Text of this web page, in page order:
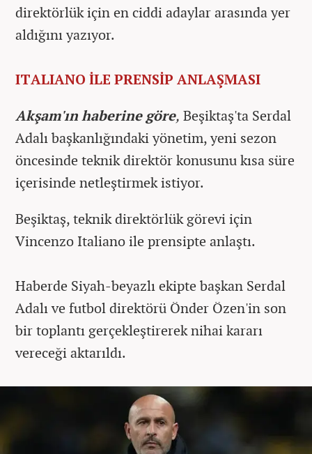
direktörlük için en ciddi adaylar arasında yer
aldığını yazıyor.
ITALIANO İLE PRENSİP ANLAŞMASI
Akşam'ın haberine göre, Beşiktaş'ta Serdal
Adalı başkanlığındaki yönetim, yeni sezon
öncesinde teknik direktör konusunu kısa süre
içerisinde netleştirmek istiyor.
Beşiktaş, teknik direktörlük görevi için
Vincenzo Italiano ile prensipte anlaştı.
Haberde Siyah-beyazlı ekipte başkan Serdal
Adalı ve futbol direktörü Önder Özen'in son
bir toplantı gerçekleştirerek nihai kararı
vereceği aktarıldı.